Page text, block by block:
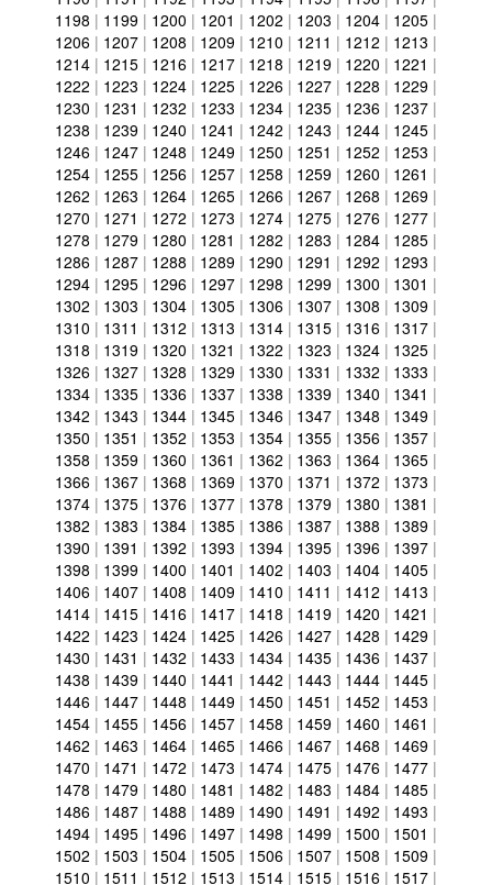
1198 | 1199 | 1200 | 1201 | 1202 | 1203 | 1204 | 1205 |
1206 | 1207 | 1208 | 1209 | 1210 | 1211 | 1212 | 1213 |
1214 | 1215 | 1216 | 1217 | 1218 | 1219 | 1220 | 1221 |
1222 | 1223 | 1224 | 1225 | 1226 | 1227 | 1228 | 1229 |
1230 | 1231 | 1232 | 1233 | 1234 | 1235 | 1236 | 1237 |
1238 | 1239 | 1240 | 1241 | 1242 | 1243 | 1244 | 1245 |
1246 | 1247 | 1248 | 1249 | 1250 | 1251 | 1252 | 1253 |
1254 | 1255 | 1256 | 1257 | 1258 | 1259 | 1260 | 1261 |
1262 | 1263 | 1264 | 1265 | 1266 | 1267 | 1268 | 1269 |
1270 | 1271 | 1272 | 1273 | 1274 | 1275 | 1276 | 1277 |
1278 | 1279 | 1280 | 1281 | 1282 | 1283 | 1284 | 1285 |
1286 | 1287 | 1288 | 1289 | 1290 | 1291 | 1292 | 1293 |
1294 | 1295 | 1296 | 1297 | 1298 | 1299 | 1300 | 1301 |
1302 | 1303 | 1304 | 1305 | 1306 | 1307 | 1308 | 1309 |
1310 | 1311 | 1312 | 1313 | 1314 | 1315 | 1316 | 1317 |
1318 | 1319 | 1320 | 1321 | 1322 | 1323 | 1324 | 1325 |
1326 | 1327 | 1328 | 1329 | 1330 | 1331 | 1332 | 1333 |
1334 | 1335 | 1336 | 1337 | 1338 | 1339 | 1340 | 1341 |
1342 | 1343 | 1344 | 1345 | 1346 | 1347 | 1348 | 1349 |
1350 | 1351 | 1352 | 1353 | 1354 | 1355 | 1356 | 1357 |
1358 | 1359 | 1360 | 1361 | 1362 | 1363 | 1364 | 1365 |
1366 | 1367 | 1368 | 1369 | 1370 | 1371 | 1372 | 1373 |
1374 | 1375 | 1376 | 1377 | 1378 | 1379 | 1380 | 1381 |
1382 | 1383 | 1384 | 1385 | 1386 | 1387 | 1388 | 1389 |
1390 | 1391 | 1392 | 1393 | 1394 | 1395 | 1396 | 1397 |
1398 | 1399 | 1400 | 1401 | 1402 | 1403 | 1404 | 1405 |
1406 | 1407 | 1408 | 1409 | 1410 | 1411 | 1412 | 1413 |
1414 | 1415 | 1416 | 1417 | 1418 | 1419 | 1420 | 1421 |
1422 | 1423 | 1424 | 1425 | 1426 | 1427 | 1428 | 1429 |
1430 | 1431 | 1432 | 1433 | 1434 | 1435 | 1436 | 1437 |
1438 | 1439 | 1440 | 1441 | 1442 | 1443 | 1444 | 1445 |
1446 | 1447 | 1448 | 1449 | 1450 | 1451 | 1452 | 1453 |
1454 | 1455 | 1456 | 1457 | 1458 | 1459 | 1460 | 1461 |
1462 | 1463 | 1464 | 1465 | 1466 | 1467 | 1468 | 1469 |
1470 | 1471 | 1472 | 1473 | 1474 | 1475 | 1476 | 1477 |
1478 | 1479 | 1480 | 1481 | 1482 | 1483 | 1484 | 1485 |
1486 | 1487 | 1488 | 1489 | 1490 | 1491 | 1492 | 1493 |
1494 | 1495 | 1496 | 1497 | 1498 | 1499 | 1500 | 1501 |
1502 | 1503 | 1504 | 1505 | 1506 | 1507 | 1508 | 1509 |
1510 | 1511 | 1512 | 1513 | 1514 | 1515 | 1516 | 1517 |